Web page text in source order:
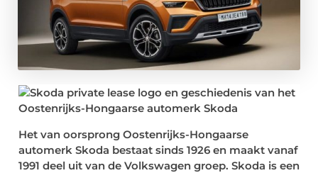
Het van oorsprong Oostenrijks-Hongaarse
automerk Skoda bestaat sinds 1926 en maakt vanaf
1991 deel uit van de Volkswagen groep. Skoda is een